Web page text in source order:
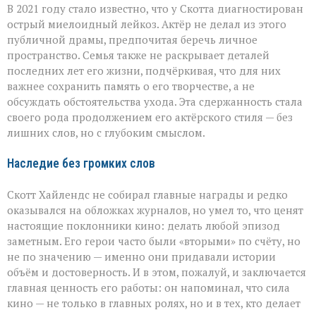
В 2021 году стало известно, что у Скотта диагностирован
острый миелоидный лейкоз. Актёр не делал из этого
публичной драмы, предпочитая беречь личное
пространство. Семья также не раскрывает деталей
последних лет его жизни, подчёркивая, что для них
важнее сохранить память о его творчестве, а не
обсуждать обстоятельства ухода. Эта сдержанность стала
своего рода продолжением его актёрского стиля — без
лишних слов, но с глубоким смыслом.
Наследие без громких слов
Скотт Хайлендс не собирал главные награды и редко
оказывался на обложках журналов, но умел то, что ценят
настоящие поклонники кино: делать любой эпизод
заметным. Его герои часто были «вторыми» по счёту, но
не по значению — именно они придавали истории
объём и достоверность. И в этом, пожалуй, и заключается
главная ценность его работы: он напоминал, что сила
кино — не только в главных ролях, но и в тех, кто делает